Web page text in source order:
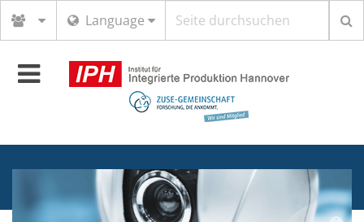
Language
Toggle
navigation